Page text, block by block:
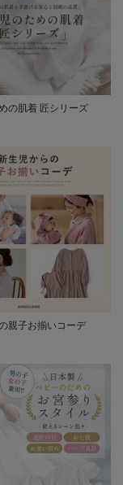
の肌着 匠シリーズ
親子お揃いコーデ